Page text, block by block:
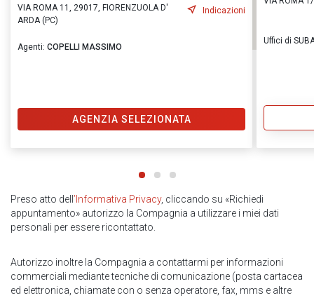
VIA ROMA 11, 29017, FIORENZUOLA D'
ARDA (PC)
Indicazioni
Agenti: COPELLI MASSIMO
AGENZIA SELEZIONATA
Uffici di
Preso atto dell ’Informativa Privacy, cliccando su «Richiedi
appuntamento» autorizzo la Compagnia a utilizzare i miei dati
personali per essere ricontattato.
Autorizzo inoltre la Compagnia a contattarmi per informazioni
commerciali mediante tecniche di comunicazione (posta cartacea
ed elettronica, chiamate con o senza operatore, fax, mms e altre